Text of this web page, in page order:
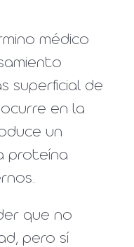
médico
superficial de
en la
un
proteína
que no
pero sí